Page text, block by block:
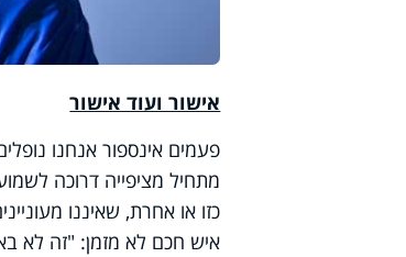
אישור ועוד אישור
פעמים אינספור אנחנו
מתחיל מציפייה דרוכה
כזו או אחרת, שאיננו
איש חכם לא מזמן: "זה לא